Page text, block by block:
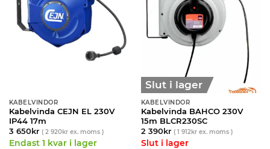
KABELVINDOR
Kabelvinda CEJN EL 230V
IP44 17m
3 650kr ( 2 920krex. moms )
Endast 1 kvar i lager
Slut i lager
KABELVINDOR
Kabelvinda BAHCO 230V
15m BLCR230SC
2 390kr ( 1 912krex. moms )
Slut i lager